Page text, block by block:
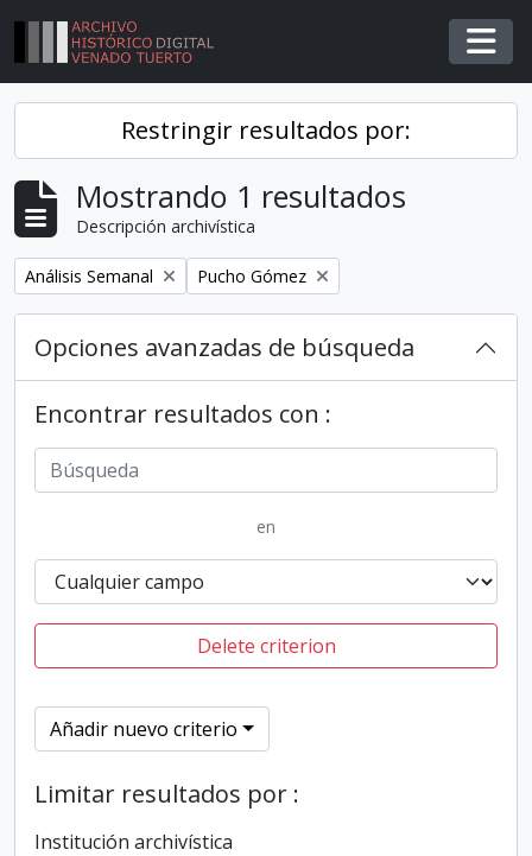
Skip to main content
Restringir resultados por:
Mostrando 1 resultados
Descripción archivística
Remover filtro
Análisis Semanal Remover filtro
Pucho Gómez
Opciones avanzadas de búsqueda
Encontrar resultados con :
en
Delete criterion
Añadir nuevo criterio
Limitar resultados por :
Institución archivística